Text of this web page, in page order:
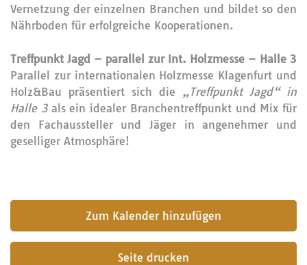
Vernetzung der einzelnen Branchen und bildet so den
Nährboden für erfolgreiche Kooperationen.
Treffpunkt Jagd – parallel zur Int. Holzmesse – Halle 3
Parallel zur internationalen Holzmesse Klagenfurt und
Holz&Bau präsentiert sich die „Treffpunkt Jagd“ in
Halle 3als ein idealer Branchentreffpunkt und Mix für
den Fachaussteller und Jäger in angenehmer und
geselliger Atmosphäre!
Seite drucken